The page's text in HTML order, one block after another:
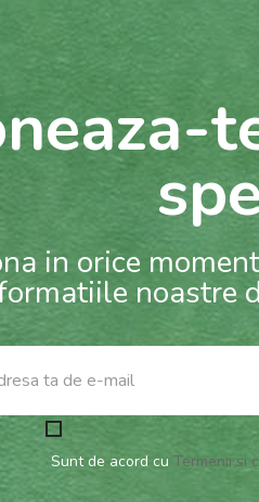
in orice
noastre
Sunt de acord cu Termenii si